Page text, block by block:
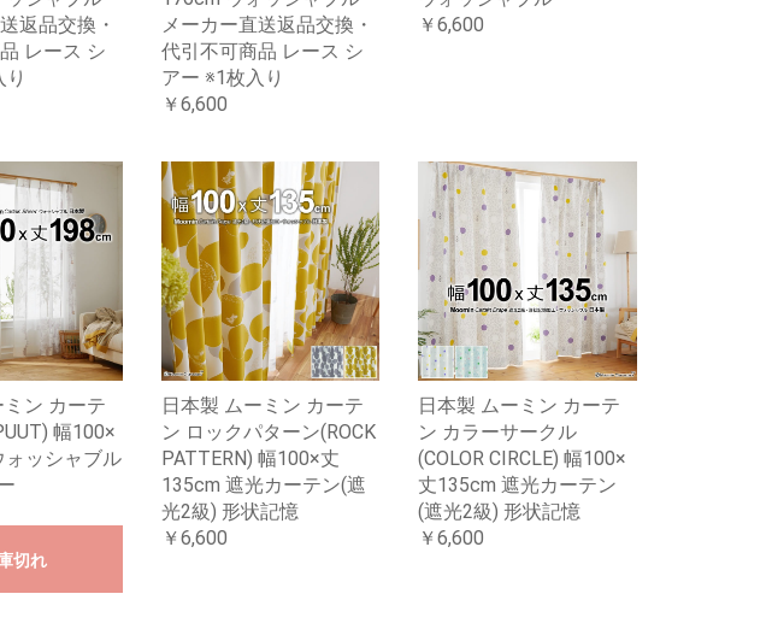
返品交換・
レース シ
メーカー直送返品交換・
代引不可商品 レース シ
アー ※1枚入り
￥6,600
￥6,600
ン カーテ
幅100×
ッシャブル
切れ
日本製 ムーミン カーテ
ン ロックパターン(ROCK
PATTERN) 幅100×丈
135cm 遮光カーテン(遮
光2級) 形状記憶
￥6,600
日本製 ムーミン カーテ
ン カラーサークル
(COLOR CIRCLE) 幅100×
丈135cm 遮光カーテン
(遮光2級) 形状記憶
￥6,600